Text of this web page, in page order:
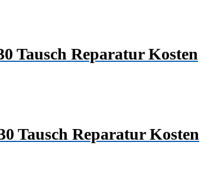
Tausch Reparatur Kosten
Tausch Reparatur Kosten